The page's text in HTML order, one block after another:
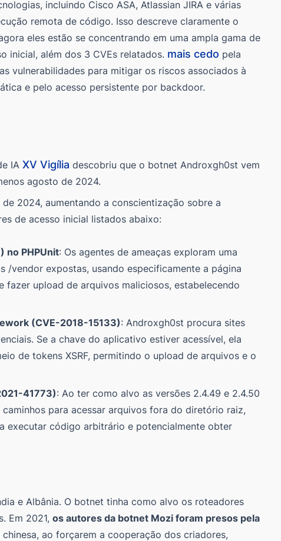
incluindo Cisco ASA, Atlassian JIRA e várias
remota de código. Isso descreve claramente o
eles estão se concentrando em uma ampla gama de
inicial, além dos 3 CVEs relatados. mais cedo pela
vulnerabilidades para mitigar os riscos associados à
e pelo acesso persistente por backdoor.
IA XV Vigília descobriu que o botnet Androxgh0st vem
agosto de 2024.
de 2024, aumentando a conscientização sobre a
de acesso inicial listados abaixo:
no PHPUnit: Os agentes de ameaças exploram uma
/vendor expostas, usando especificamente a página
upload de arquivos maliciosos, estabelecendo
(CVE-2018-15133): Androxgh0st procura sites
Se a chave do aplicativo estiver acessível, ela
de tokens XSRF, permitindo o upload de arquivos e o
41773): Ao ter como alvo as versões 2.4.49 e 2.4.50
para acessar arquivos fora do diretório raiz,
executar código arbitrário e potencialmente obter
e Albânia. O botnet tinha como alvo os roteadores
Em 2021, os autores da botnet Mozi foram presos pela
ao forçarem a cooperação dos criadores,